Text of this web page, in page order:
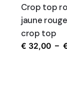
Crop top
jaune
crop top
€ 32,00 –